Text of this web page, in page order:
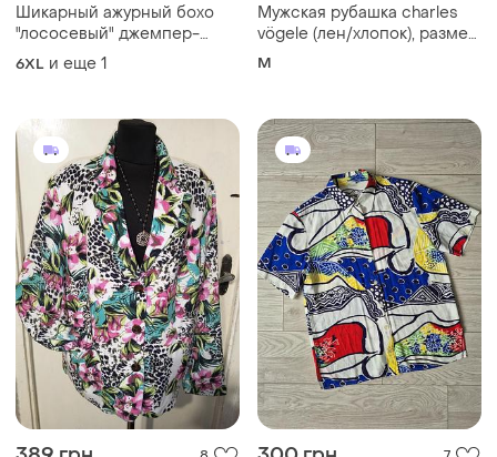
Шикарный ажурный бохо
"лососевый" джемпер-
туника мега батал grandiosa
charles vögele
6XL и еще 1
Мужская рубашка charles
vögele (лен/хлопок), размер
m
M